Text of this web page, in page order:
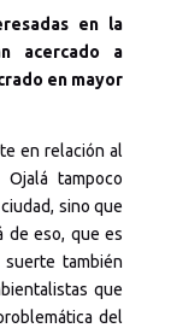
en la
acercado a
en mayor
en relación al
tampoco
sino que
de eso, que es
también
que
del